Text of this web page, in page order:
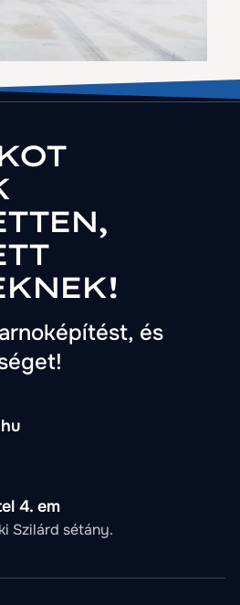
és
4. em
Szilárd sétány.